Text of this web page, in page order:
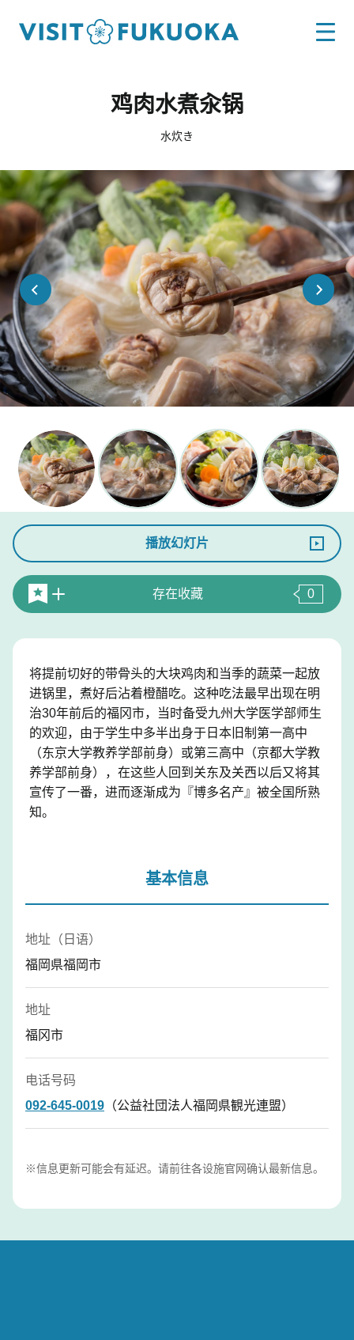
鸡肉水煮汆锅
水炊き
播放幻灯片
存在收藏 0
将提前切好的带骨头的大块鸡肉和当季的蔬菜一起放
进锅里，煮好后沾着橙醋吃。这种吃法最早出现在明
治30年前后的福冈市，当时备受九州大学医学部师生
的欢迎，由于学生中多半出身于日本旧制第一高中
（东京大学教养学部前身）或第三高中（京都大学教
养学部前身），在这些人回到关东及关西以后又将其
宣传了一番，进而逐渐成为『博多名产』被全国所熟
知。
基本信息
地址（日语）
福岡県福岡市
地址
福冈市
电话号码
092-645-0019 （公益社団法人福岡県観光連盟）
※信息更新可能会有延迟。请前往各设施官网确认最新信息。